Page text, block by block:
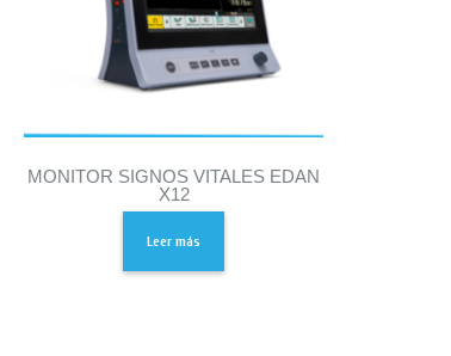
MONITOR SIGNOS VITALES EDAN
X12
Leer más